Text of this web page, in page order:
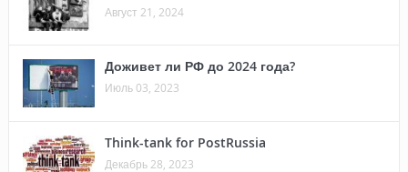
Август 21, 2024
Доживет ли РФ до 2024 года?
Июль 03, 2023
Think-tank for PostRussia
Декабрь 28, 2023